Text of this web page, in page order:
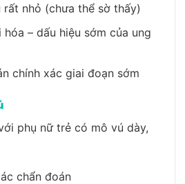
rất nhỏ (chưa thể sờ thấy)
– dấu hiệu sớm của ung
chính xác giai đoạn sớm
phụ nữ trẻ có mô vú dày,
chẩn đoán